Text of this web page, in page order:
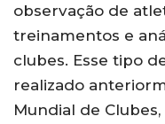
observação de
treinamentos e
clubes. Esse tipo
realizado
Mundial de